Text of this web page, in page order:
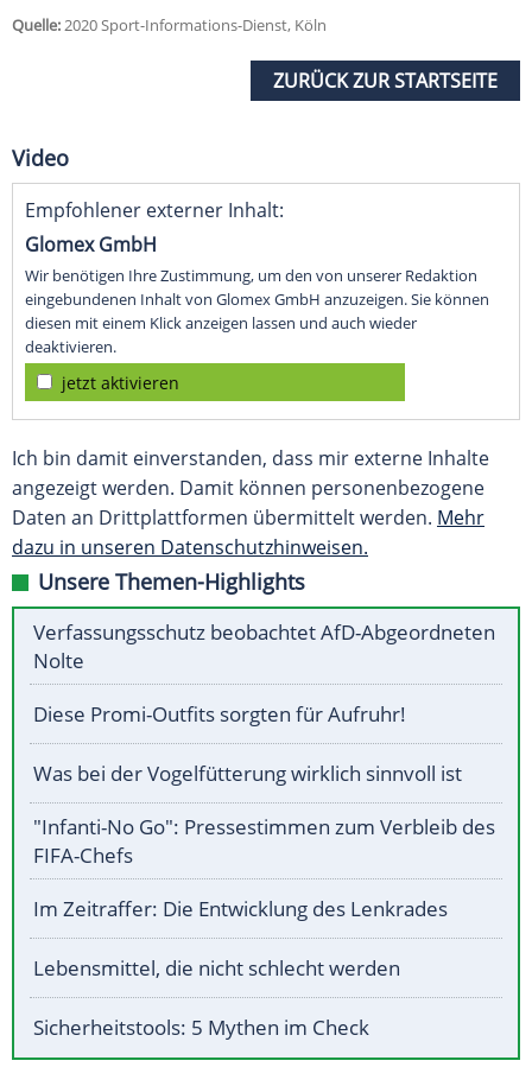
Quelle:2020 Sport-Informations-Dienst, Köln
ZURÜCK ZUR STARTSEITE
Video
Empfohlener externer Inhalt:
Glomex GmbH
Wir benötigen Ihre Zustimmung, um den von unserer Redaktion
eingebundenen Inhalt von Glomex GmbH anzuzeigen. Sie können
diesen mit einem Klick anzeigen lassen und auch wieder
deaktivieren.
jetzt aktivieren
Ich bin damit einverstanden, dass mir externe Inhalte
angezeigt werden. Damit können personenbezogene
Daten an Drittplattformen übermittelt werden. Mehr
dazu in unseren Datenschutzhinweisen.
Unsere Themen-Highlights
Verfassungsschutz beobachtet AfD-Abgeordneten
Nolte
Diese Promi-Outfits sorgten für Aufruhr!
Was bei der Vogelfütterung wirklich sinnvoll ist
"Infanti-No Go": Pressestimmen zum Verbleib des
FIFA-Chefs
Im Zeitraffer: Die Entwicklung des Lenkrades
Lebensmittel, die nicht schlecht werden
Sicherheitstools: 5 Mythen im Check